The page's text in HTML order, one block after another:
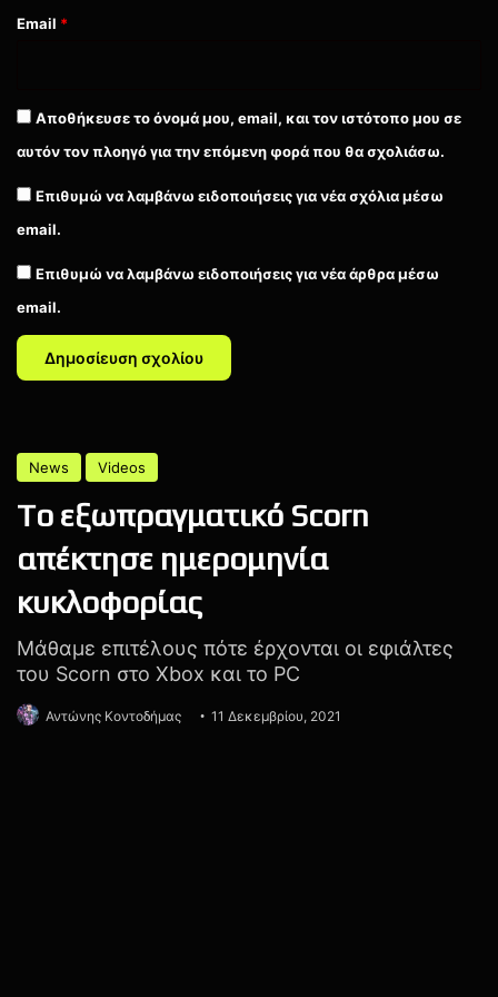
Email *
Αποθήκευσε το όνομά μου, email, και τον ιστότοπο μου σε
αυτόν τον πλοηγό για την επόμενη φορά που θα σχολιάσω.
Επιθυμώ να λαμβάνω ειδοποιήσεις για νέα σχόλια μέσω
email.
Επιθυμώ να λαμβάνω ειδοποιήσεις για νέα άρθρα μέσω
email.